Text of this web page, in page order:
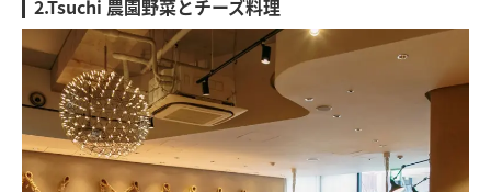
2.Tsuchi 農園野菜とチーズ料理